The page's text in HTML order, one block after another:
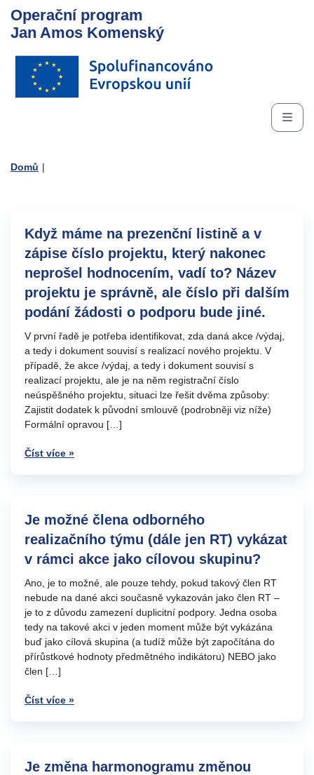
Operační program
Jan Amos Komenský
Domů |
Když máme na prezenční listině a v
zápise číslo projektu, který nakonec
neprošel hodnocením, vadí to? Název
projektu je správně, ale číslo při dalším
podání žádosti o podporu bude jiné.
V první řadě je potřeba identifikovat, zda daná akce /výdaj,
a tedy i dokument souvisí s realizací nového projektu. V
případě, že akce /výdaj, a tedy i dokument souvisí s
realizací projektu, ale je na něm registrační číslo
neúspěšného projektu, situaci lze řešit dvěma způsoby:
Zajistit dodatek k původní smlouvě (podrobněji viz níže)
Formální opravou […]
Číst více »
Je možné člena odborného
realizačního týmu (dále jen RT) vykázat
v rámci akce jako cílovou skupinu?
Ano, je to možné, ale pouze tehdy, pokud takový člen RT
nebude na dané akci současně vykazován jako člen RT –
je to z důvodu zamezení duplicitní podpory. Jedna osoba
tedy na takové akci v jeden moment může být vykázána
buď jako cílová skupina (a tudíž může být započítána do
přírůstkové hodnoty předmětného indikátoru) NEBO jako
člen […]
Číst více »
Je změna harmonogramu změnou